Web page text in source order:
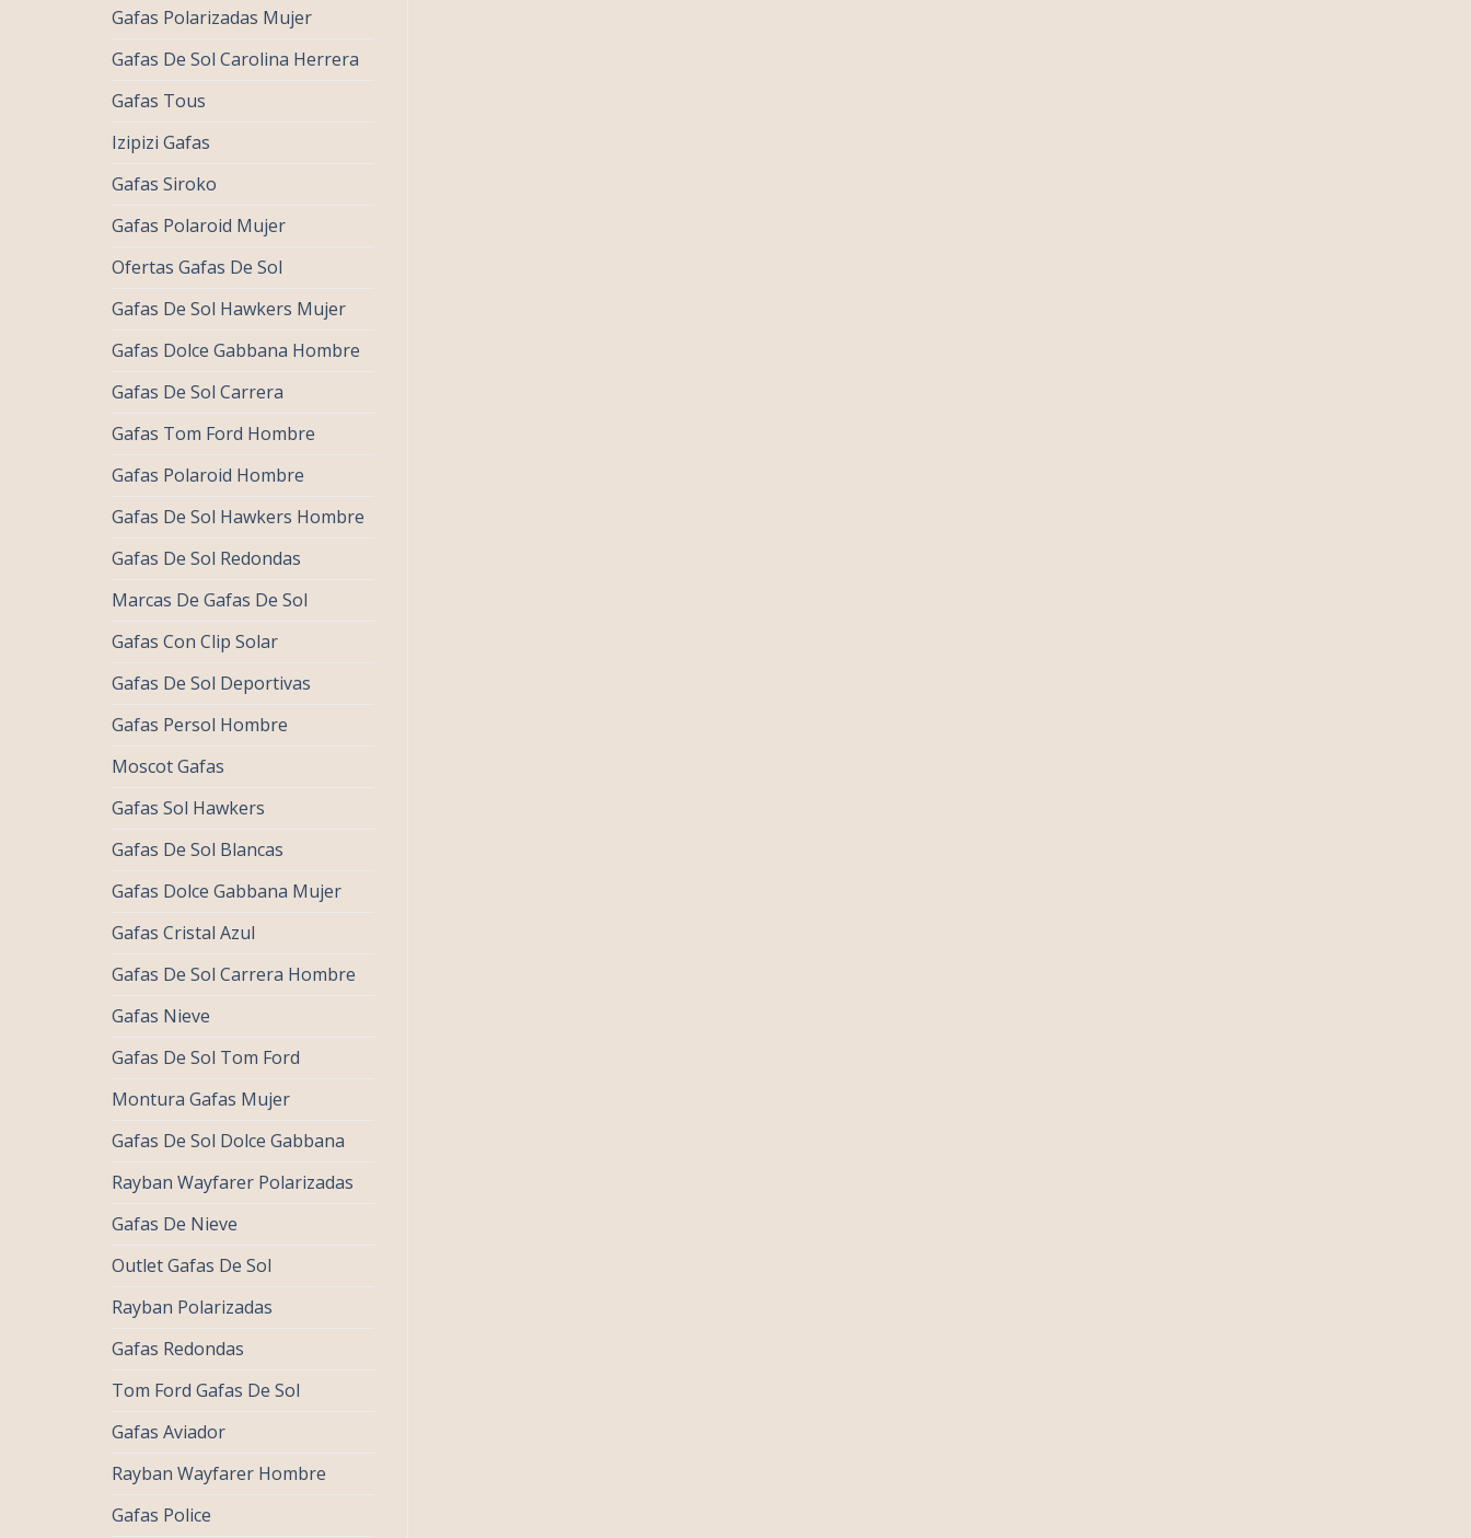
Gafas Polarizadas Mujer
Gafas De Sol Carolina Herrera
Gafas Tous
Izipizi Gafas
Gafas Siroko
Gafas Polaroid Mujer
Ofertas Gafas De Sol
Gafas De Sol Hawkers Mujer
Gafas Dolce Gabbana Hombre
Gafas De Sol Carrera
Gafas Tom Ford Hombre
Gafas Polaroid Hombre
Gafas De Sol Hawkers Hombre
Gafas De Sol Redondas
Marcas De Gafas De Sol
Gafas Con Clip Solar
Gafas De Sol Deportivas
Gafas Persol Hombre
Moscot Gafas
Gafas Sol Hawkers
Gafas De Sol Blancas
Gafas Dolce Gabbana Mujer
Gafas Cristal Azul
Gafas De Sol Carrera Hombre
Gafas Nieve
Gafas De Sol Tom Ford
Montura Gafas Mujer
Gafas De Sol Dolce Gabbana
Rayban Wayfarer Polarizadas
Gafas De Nieve
Outlet Gafas De Sol
Rayban Polarizadas
Gafas Redondas
Tom Ford Gafas De Sol
Gafas Aviador
Rayban Wayfarer Hombre
Gafas Police